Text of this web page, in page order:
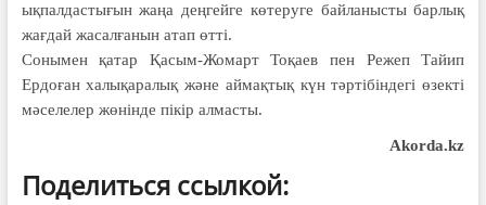
ықпалдастығын жаңа деңгейге көтеруге байланысты барлық
жағдай жасалғанын атап өтті.
Сонымен қатар Қасым-Жомарт Тоқаев пен Режеп Тайип
Ердоған халықаралық және аймақтық күн тәртібіндегі өзекті
мәселелер жөнінде пікір алмасты.
Akorda.kz
Поделиться ссылкой: